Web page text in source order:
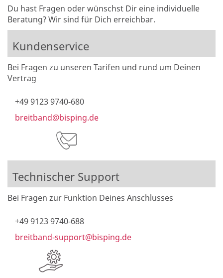
Du hast Fragen oder wünschst Dir eine individuelle
Beratung? Wir sind für Dich erreichbar.
Kundenservice
Bei Fragen zu unseren Tarifen und rund um Deinen
Vertrag
+49 9123 9740-680
breitband@bisping.de
Technischer Support
Bei Fragen zur Funktion Deines Anschlusses
+49 9123 9740-688
breitband-support@bisping.de